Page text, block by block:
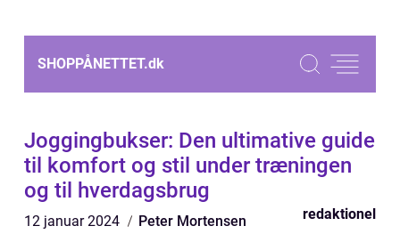
SHOPPÅNETTET.dk
Joggingbukser: Den ultimative guide
til komfort og stil under træningen
og til hverdagsbrug
12 januar 2024 Peter Mortensen redaktionel